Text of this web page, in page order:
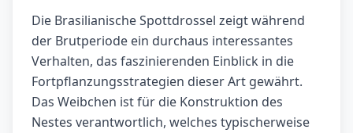
Die Brasilianische Spottdrossel zeigt während
der Brutperiode ein durchaus interessantes
Verhalten, das faszinierenden Einblick in die
Fortpflanzungsstrategien dieser Art gewährt.
Das Weibchen ist für die Konstruktion des
Nestes verantwortlich, welches typischerweise